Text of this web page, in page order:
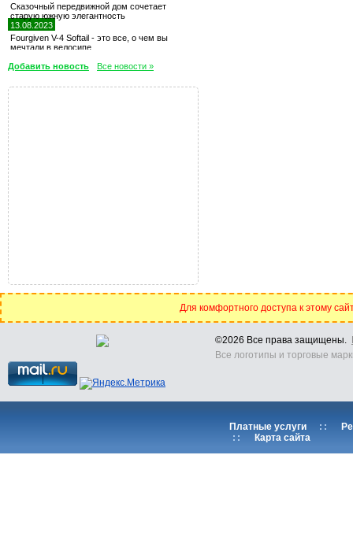
Сказочный передвижной дом сочетает
старую южную элегантность
13.08.2023
Fourgiven V-4 Softail - это все, о чем вы
мечтали в велосипе
Добавить новость
Все новости »
Для комфортного доступа к этому
©2026 Все права защищены.
Все логотипы и торговые
Платные услуги ::
::
Карта сайта